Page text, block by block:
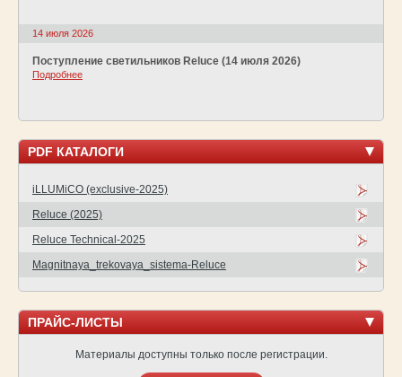
14 июля 2026
Поступление светильников Reluce (14 июля 2026)
Подробнее
PDF КАТАЛОГИ
iLLUMiCO (exclusive-2025)
Reluce (2025)
Reluce Technical-2025
Magnitnaya_trekovaya_sistema-Reluce
ПРАЙС-ЛИСТЫ
Материалы доступны только после регистрации.